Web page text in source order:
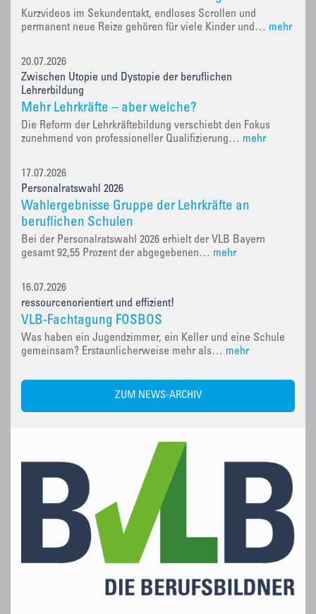
Kurzvideos im Sekundentakt, endloses Scrollen und
permanent neue Reize gehören für viele Kinder und… mehr
20.07.2026
Zwischen Utopie und Dystopie der beruflichen
Lehrerbildung
Mehr Lehrkräfte – aber welche?
Die Reform der Lehrkräftebildung verschiebt den Fokus
zunehmend von professioneller Qualifizierung… mehr
17.07.2026
Personalratswahl 2026
Wahlergebnisse Gruppe der Lehrkräfte an
beruflichen Schulen
Bei der Personalratswahl 2026 erhielt der VLB Bayern
gesamt 92,55 Prozent der abgegebenen… mehr
16.07.2026
ressourcenorientiert und effizient!
VLB-Fachtagung FOSBOS
Was haben ein Jugendzimmer, ein Keller und eine Schule
gemeinsam? Erstaunlicherweise mehr als… mehr
ZUM NEWS-ARCHIV